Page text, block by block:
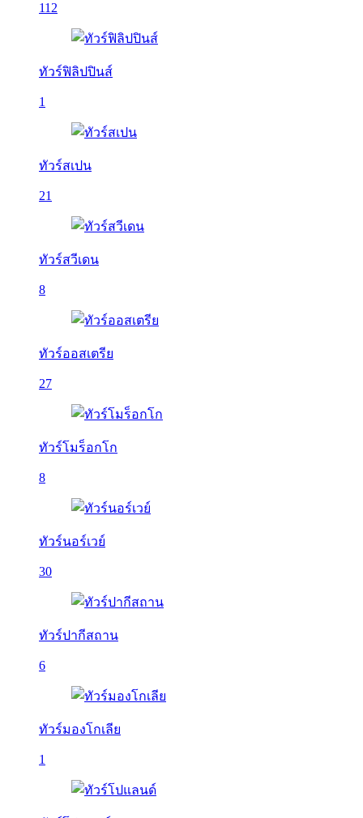
112
ทัวร์ฟิลิปปินส์
1
ทัวร์สเปน
21
ทัวร์สวีเดน
8
ทัวร์ออสเตรีย
27
ทัวร์โมร็อกโก
8
ทัวร์นอร์เวย์
30
ทัวร์ปากีสถาน
6
ทัวร์มองโกเลีย
1